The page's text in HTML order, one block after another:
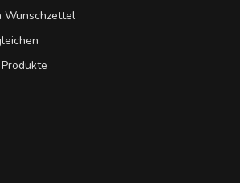
Wunschzettel